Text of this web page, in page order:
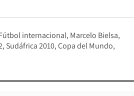
internacional Marcelo Bielsa
Sudáfrica 2010 Copa del Mundo